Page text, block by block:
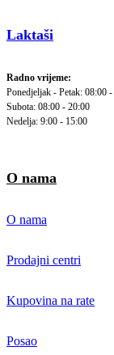
Laktaši
Radno vrijeme:
Ponedjeljak - Petak: 08:00
Subota: 08:00 - 20:00
Nedelja: 9:00 - 15:00
O nama
O nama
Prodajni centri
Kupovina na rate
Posao